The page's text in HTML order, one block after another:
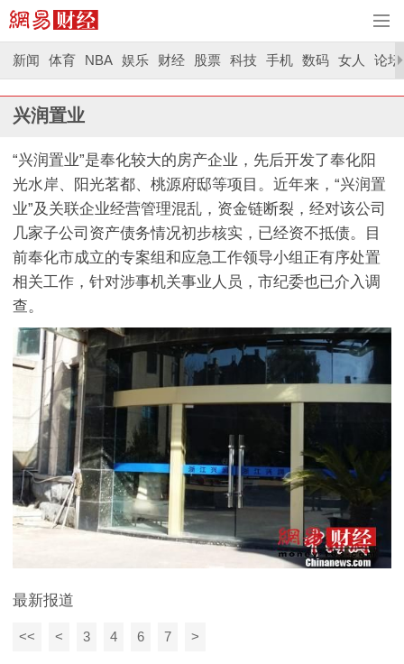
新闻 体育 NBA 娱乐 财经 股票 科技 手机 数码 女人 论坛
兴润置业
“兴润置业”是奉化较大的房产企业，先后开发了奉化阳
光水岸、阳光茗都、桃源府邸等项目。近年来，“兴润置
业”及关联企业经营管理混乱，资金链断裂，经对该公司
几家子公司资产债务情况初步核实，已经资不抵债。目
前奉化市成立的专案组和应急工作领导小组正有序处置
相关工作，针对涉事机关事业人员，市纪委也已介入调
查。
最新报道
<< < 3 4 6 7 >